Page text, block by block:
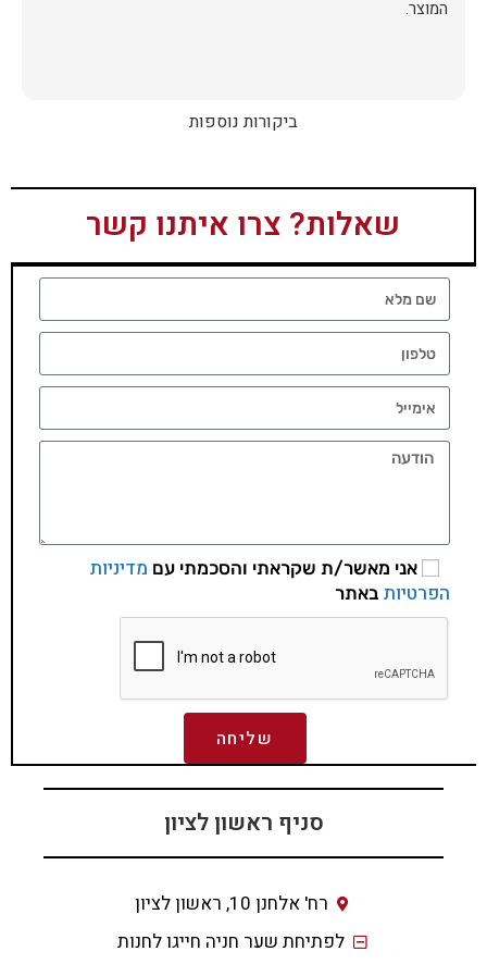
המוצר.
ביקורות נוספות
שאלות? צרו איתנו קשר
אני מאשר/ת שקראתי והסכמתי עם מדיניות
הפרטיות באתר
שליחה
סניף ראשון לציון
רח' אלחנן 10, ראשון לציון
לפתיחת שער חניה חייגו לחנות